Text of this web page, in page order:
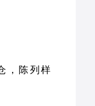
，陈列样